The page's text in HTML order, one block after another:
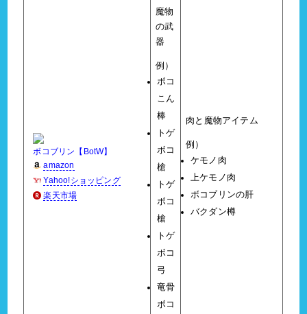
ボコブリン【BotW】
amazon
Yahoo!ショッピング
楽天市場
魔物
の武
器
例）
ボコ
こん
棒
トゲ
ボコ
槍
トゲ
ボコ
槍
トゲ
ボコ
弓
竜骨
ボコ
肉と魔物アイテム
例）
ケモノ肉
上ケモノ肉
ボコブリンの肝
バクダン樽